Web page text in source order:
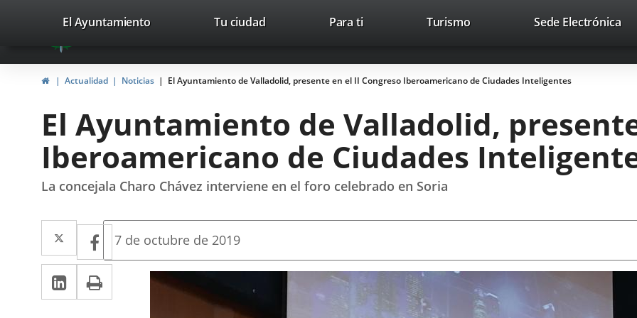
Portal
Web
del
Valladolid
avaTop Trabaja con nosotros Contacto
valladolid.es
El Ayuntamiento Tu ciudad Para ti TurismoThis
open
in
pop-
up
window.
Sede ElectrónicaLink
HomeActualidad Noticias El Ayuntamiento de Valladolid, presente en el II Congreso Iberoamericano de Ciudades Inteligentes
El Ayuntamiento de Valladolid,
Iberoamericano de Ciudades
La concejala Charo Chávez interviene en el foro celebrado en Soria
Twitter
Enlace
a
una
aplicación
Facebook
Enlace
a
una
Linkedin
Enlace
a
Fecha
la
noticia
7 de octubre de 2019